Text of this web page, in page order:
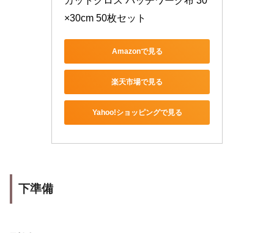
×30cm 50枚セット
Amazonで見る
楽天市場で見る
Yahoo!ショッピングで見る
下準備